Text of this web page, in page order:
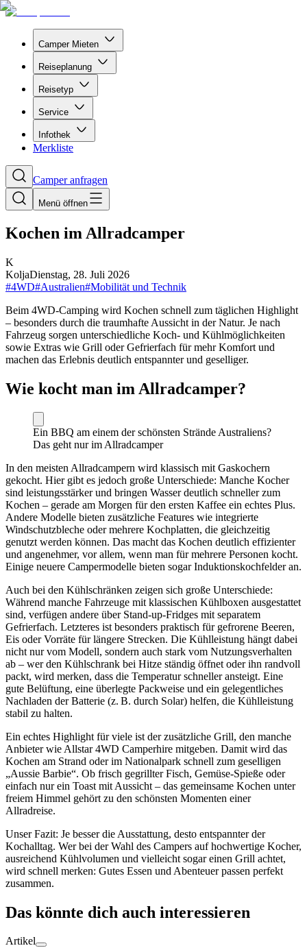
Camper Mieten
Reiseplanung
Reisetyp
Service
Infothek
Merkliste
Camper anfragen
Menü öffnen
Kochen im Allradcamper
K
KoljaDienstag, 28. Juli 2026
#4WD#Australien#Mobilität und Technik
Beim 4WD-Camping wird Kochen schnell zum täglichen Highlight
– besonders durch die traumhafte Aussicht in der Natur. Je nach
Fahrzeug sorgen unterschiedliche Koch- und Kühlmöglichkeiten
sowie Extras wie Grill oder Gefrierfach für mehr Komfort und
machen das Erlebnis deutlich entspannter und geselliger.
Wie kocht man im Allradcamper?
Ein BBQ am einem der schönsten Strände Australiens?
Das geht nur im Allradcamper
In den meisten Allradcampern wird klassisch mit Gaskochern
gekocht. Hier gibt es jedoch große Unterschiede: Manche Kocher
sind leistungsstärker und bringen Wasser deutlich schneller zum
Kochen – gerade am Morgen für den ersten Kaffee ein echtes Plus.
Andere Modelle bieten zusätzliche Features wie integrierte
Windschutzbleche oder mehrere Kochplatten, die gleichzeitig
genutzt werden können. Das macht das Kochen deutlich effizienter
und angenehmer, vor allem, wenn man für mehrere Personen kocht.
Einige neuere Campermodelle bieten sogar Induktionskochfelder an.
Auch bei den Kühlschränken zeigen sich große Unterschiede:
Während manche Fahrzeuge mit klassischen Kühlboxen ausgestattet
sind, verfügen andere über Stand-up-Fridges mit separatem
Gefrierfach. Letzteres ist besonders praktisch für gefrorene Beeren,
Eis oder Vorräte für längere Strecken. Die Kühlleistung hängt dabei
nicht nur vom Modell, sondern auch stark vom Nutzungsverhalten
ab – wer den Kühlschrank bei Hitze ständig öffnet oder ihn randvoll
packt, wird merken, dass die Temperatur schneller ansteigt. Eine
gute Belüftung, eine überlegte Packweise und ein gelegentliches
Nachladen der Batterie (z. B. durch Solar) helfen, die Kühlleistung
stabil zu halten.
Ein echtes Highlight für viele ist der zusätzliche Grill, den manche
Anbieter wie Allstar 4WD Camperhire mitgeben. Damit wird das
Kochen am Strand oder im Nationalpark schnell zum geselligen
„Aussie Barbie“. Ob frisch gegrillter Fisch, Gemüse-Spieße oder
einfach nur ein Toast mit Aussicht – das gemeinsame Kochen unter
freiem Himmel gehört zu den schönsten Momenten einer
Allradreise.
Unser Fazit: Je besser die Ausstattung, desto entspannter der
Kochalltag. Wer bei der Wahl des Campers auf hochwertige Kocher,
ausreichend Kühlvolumen und vielleicht sogar einen Grill achtet,
wird schnell merken: Gutes Essen und Abenteuer passen perfekt
zusammen.
Das könnte dich auch interessieren
Artikel